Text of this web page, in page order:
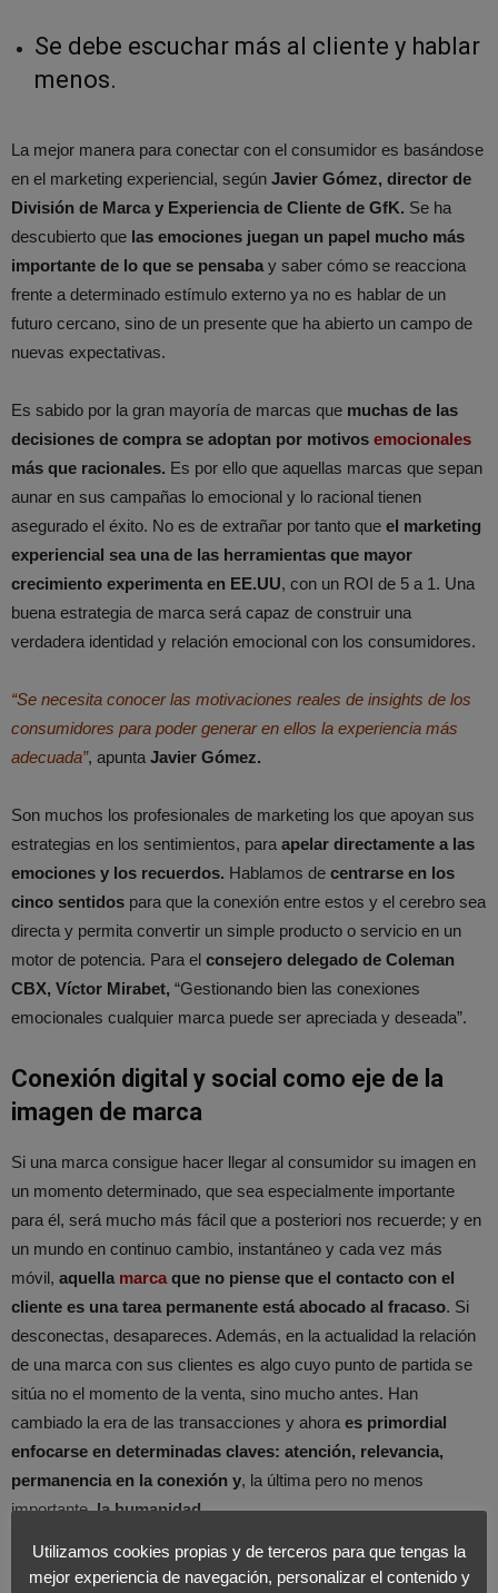
Se debe escuchar más al cliente y hablar
menos.
La mejor manera para conectar con el consumidor es basándose
en el marketing experiencial, según Javier Gómez, director de
División de Marca y Experiencia de Cliente de GfK. Se ha
descubierto que las emociones juegan un papel mucho más
importante de lo que se pensaba y saber cómo se reacciona
frente a determinado estímulo externo ya no es hablar de un
futuro cercano, sino de un presente que ha abierto un campo de
nuevas expectativas.
Es sabido por la gran mayoría de marcas que muchas de las
decisiones de compra se adoptan por motivos emocionales
más que racionales. Es por ello que aquellas marcas que sepan
aunar en sus campañas lo emocional y lo racional tienen
asegurado el éxito. No es de extrañar por tanto que el marketing
experiencial sea una de las herramientas que mayor
crecimiento experimenta en EE.UU, con un ROI de 5 a 1. Una
buena estrategia de marca será capaz de construir una
verdadera identidad y relación emocional con los consumidores.
“Se necesita conocer las motivaciones reales de insights de los
consumidores para poder generar en ellos la experiencia más
adecuada”, apunta Javier Gómez.
Son muchos los profesionales de marketing los que apoyan sus
estrategias en los sentimientos, para apelar directamente a las
emociones y los recuerdos. Hablamos de centrarse en los
cinco sentidos para que la conexión entre estos y el cerebro sea
directa y permita convertir un simple producto o servicio en un
motor de potencia. Para el consejero delegado de Coleman
CBX, Víctor Mirabet, “Gestionando bien las conexiones
emocionales cualquier marca puede ser apreciada y deseada”.
Conexión digital y social como eje de la
imagen de marca
Si una marca consigue hacer llegar al consumidor su imagen en
un momento determinado, que sea especialmente importante
para él, será mucho más fácil que a posteriori nos recuerde; y en
un mundo en continuo cambio, instantáneo y cada vez más
móvil, aquella marca que no piense que el contacto con el
cliente es una tarea permanente está abocado al fracaso. Si
desconectas, desapareces. Además, en la actualidad la relación
de una marca con sus clientes es algo cuyo punto de partida se
sitúa no el momento de la venta, sino mucho antes. Han
cambiado la era de las transacciones y ahora es primordial
enfocarse en determinadas claves: atención, relevancia,
permanencia en la conexión y, la última pero no menos
importante,la humanidad.
Utilizamos cookies propias y de terceros para que tengas la
mejor experiencia de navegación, personalizar el contenido y